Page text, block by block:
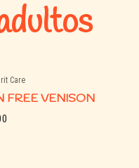
Care
FREE VENISON